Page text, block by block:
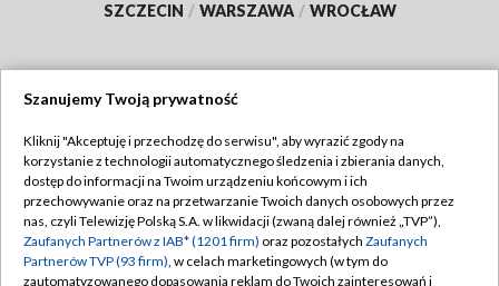
SZCZECIN / WARSZAWA / WROCŁAW
TVP
Abonament TVP
Emisja w TVP
Centrum informacji TVP
Regulamin TVP
Polityka prywatności
Moje zgody
Szanujemy Twoją prywatność
Kliknij "Akceptuję i przechodzę do serwisu", aby wyrazić zgody na
korzystanie z technologii automatycznego śledzenia i zbierania danych,
dostęp do informacji na Twoim urządzeniu końcowym i ich
przechowywanie oraz na przetwarzanie Twoich danych osobowych przez
nas, czyli Telewizję Polską S.A. w likwidacji (zwaną dalej również „TVP”),
Zaufanych Partnerów z IAB* (1201 firm) oraz pozostałych Zaufanych
Partnerów TVP (93 firm), w celach marketingowych (w tym do
zautomatyzowanego dopasowania reklam do Twoich zainteresowań i